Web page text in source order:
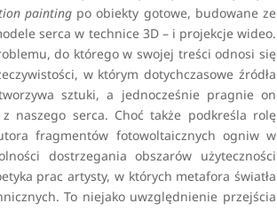
painting po obiekty gotowe, budowane ze
serca w technice 3D – i projekcje wideo.
do którego w swojej treści odnosi się
w którym dotychczasowe źródła
sztuki, a jednocześnie pragnie on
naszego serca. Choć także podkreśla rolę
fragmentów fotowoltaicznych ogniw w
dostrzegania obszarów użyteczności
prac artysty, w których metafora światła
To niejako uwzględnienie przejścia